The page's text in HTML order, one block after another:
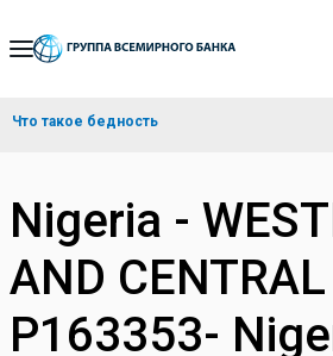
Skip
Navigation
Что такое бедность
Nigeria -
AND
P163353-